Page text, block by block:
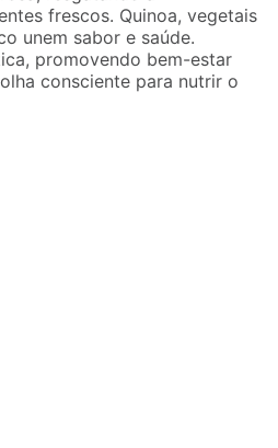
frescos. Quinoa, vegetais
unem sabor e saúde.
promovendo bem-estar
consciente para nutrir o